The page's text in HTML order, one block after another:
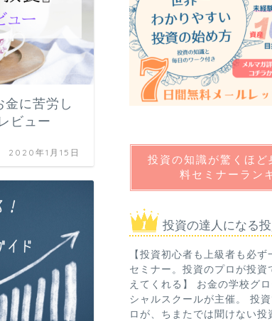
金に苦労し
ビュー
2020年1月15日
投資の知識が驚くほど
料セミナーラン
投資の達人になる
【投資初心者も上級者も必
セミナー。投資のプロが投資
えてくれる】 お金の学校グ
シャルスクールが主催。 投
ロが、ちまたでは聞けない投